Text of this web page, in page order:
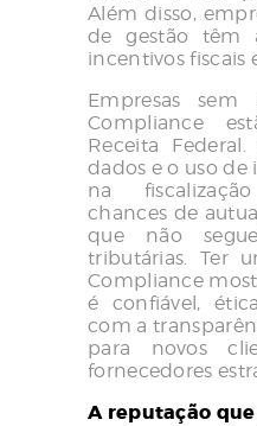
Além disso,
de gestão têm
incentivos fiscais
Empresas
Compliance
Receita
dados e o uso
na
chances de
que não
tributárias. Ter
Compliance
é confiável,
com a
para novos
fornecedores
A reputação